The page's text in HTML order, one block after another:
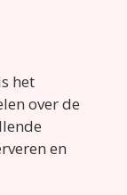
het
over de
en